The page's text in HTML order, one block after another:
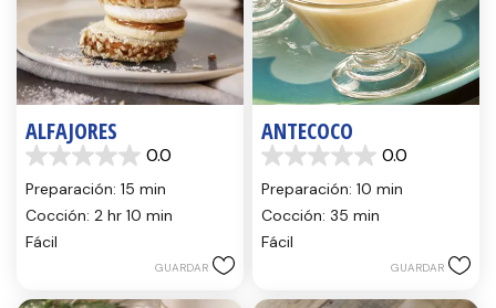
ALFAJORES
0.0
0.0
de
estrellas.
Preparación: 15 min
Cocción: 2 hr 10 min
Fácil
GUARDAR
ANTECOCO
0.0
0.0
de
estrellas.
Preparación: 10 min
Cocción: 35 min
Fácil
GUARDAR